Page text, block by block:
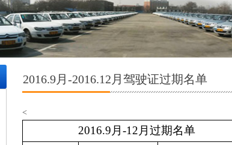
2016.9月-2016.12月驾驶证过期名单
<
2016.9月-12月过期名单